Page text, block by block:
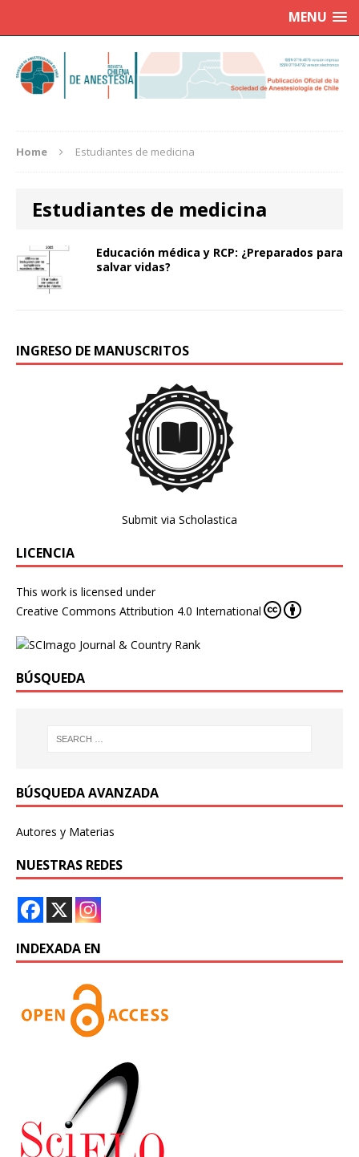
MENU
Home Estudiantes de medicina
Estudiantes de medicina
Educación médica y RCP: ¿Preparados para
salvar vidas?
INGRESO DE MANUSCRITOS
Submit via Scholastica
LICENCIA
This work is licensed under
Creative Commons Attribution 4.0 International
BÚSQUEDA
BÚSQUEDA AVANZADA
Autores y Materias
NUESTRAS REDES
INDEXADA EN